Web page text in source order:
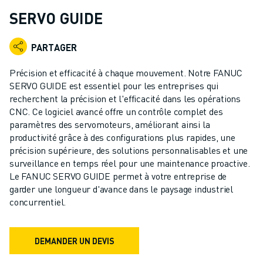
ROBOTS COLLABORATIFS
GAMME DE ROBOTS
CONTRÔLEURS DE ROBOTS
ACCESSOIRES POUR ROBOTS
LOGICIEL ROBOT
LOGICIEL DE SIMULATION
PRODUITS DE ROBOTIQUE ÉDUCATIVE
AUTOMATISATION DES ROBOTS
ROBOTS DE SOUDAGE À L'ARC
ROBOTS ARTICULÉS
SÉRIE ARC MATE
SÉRIE M-900
ROBOTS DELTA
ROBOTS DE PEINTURE
SERVO GUIDE
PARTAGER
Précision et efficacité à chaque mouvement. Notre FANUC
SERVO GUIDE est essentiel pour les entreprises qui
recherchent la précision et l'efficacité dans les opérations
CNC. Ce logiciel avancé offre un contrôle complet des
paramètres des servomoteurs, améliorant ainsi la
productivité grâce à des configurations plus rapides, une
précision supérieure, des solutions personnalisables et une
surveillance en temps réel pour une maintenance proactive.
Le FANUC SERVO GUIDE permet à votre entreprise de
garder une longueur d'avance dans le paysage industriel
concurrentiel.
DEMANDER UN DEVIS